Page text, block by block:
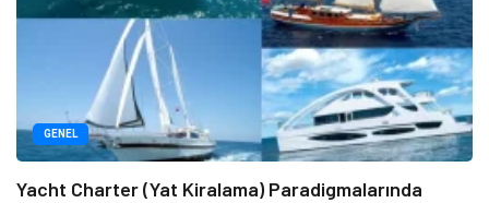
GENEL
Yacht Charter (Yat Kiralama) Paradigmalarında